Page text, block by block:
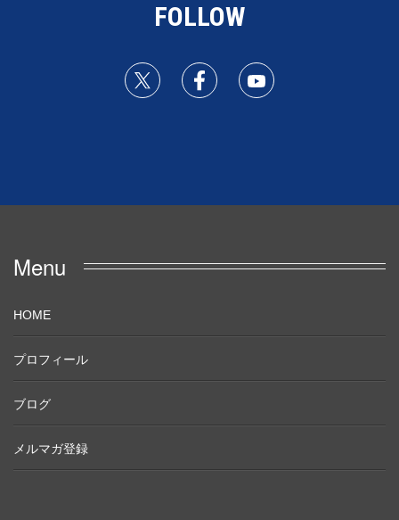
FOLLOW
Menu
HOME
プロフィール
ブログ
メルマガ登録